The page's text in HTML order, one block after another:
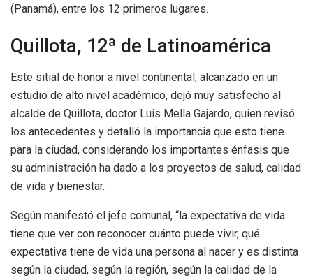
(Panamá), entre los 12 primeros lugares.
Quillota, 12ª de Latinoamérica
Este sitial de honor a nivel continental, alcanzado en un
estudio de alto nivel académico, dejó muy satisfecho al
alcalde de Quillota, doctor Luis Mella Gajardo, quien revisó
los antecedentes y detalló la importancia que esto tiene
para la ciudad, considerando los importantes énfasis que
su administración ha dado a los proyectos de salud, calidad
de vida y bienestar.
Según manifestó el jefe comunal, “la expectativa de vida
tiene que ver con reconocer cuánto puede vivir, qué
expectativa tiene de vida una persona al nacer y es distinta
según la ciudad, según la región, según la calidad de la